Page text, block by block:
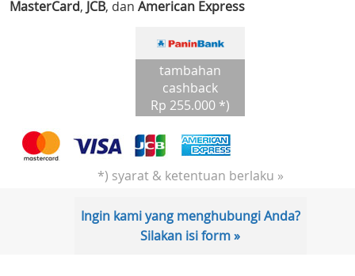
MasterCard, JCB, dan American Express
tambahan
cashback
Rp 255.000 *)
*) syarat & ketentuan berlaku »
Ingin kami yang menghubungi Anda?
Silakan isi form »